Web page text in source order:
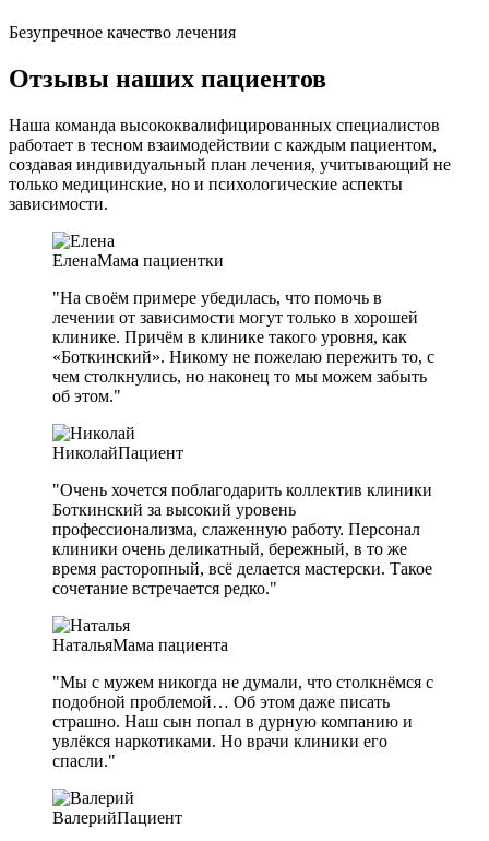
Безупречное качество лечения
Отзывы наших пациентов
Наша команда высококвалифицированных специалистов
работает в тесном взаимодействии с каждым пациентом,
создавая индивидуальный план лечения, учитывающий не
только медицинские, но и психологические аспекты
зависимости.
ЕленаМама пациентки
"На своём примере убедилась, что помочь в
лечении от зависимости могут только в хорошей
клинике. Причём в клинике такого уровня, как
«Боткинский». Никому не пожелаю пережить то, с
чем столкнулись, но наконец то мы можем забыть
об этом."
НиколайПациент
"Очень хочется поблагодарить коллектив клиники
Боткинский за высокий уровень
профессионализма, слаженную работу. Персонал
клиники очень деликатный, бережный, в то же
время расторопный, всё делается мастерски. Такое
сочетание встречается редко."
НатальяМама пациента
"Мы с мужем никогда не думали, что столкнёмся с
подобной проблемой… Об этом даже писать
страшно. Наш сын попал в дурную компанию и
увлёкся наркотиками. Но врачи клиники его
спасли."
ВалерийПациент